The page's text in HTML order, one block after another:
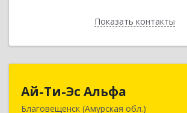
Показать контакты
Назад
Ай-Ти-Эс Альфа
Благовещенск (Амурская обл.)